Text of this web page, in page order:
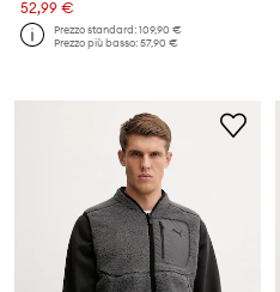
52,99 €
Prezzo standard:109,90 €
Prezzo più basso:57,90 €